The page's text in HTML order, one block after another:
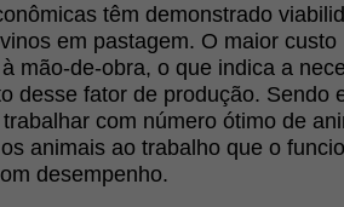
têm demonstrado
em pastagem. O maior
mão-de-obra, o que indica a
desse fator de produção. Sendo
com número ótimo de
animais ao trabalho que o
desempenho.